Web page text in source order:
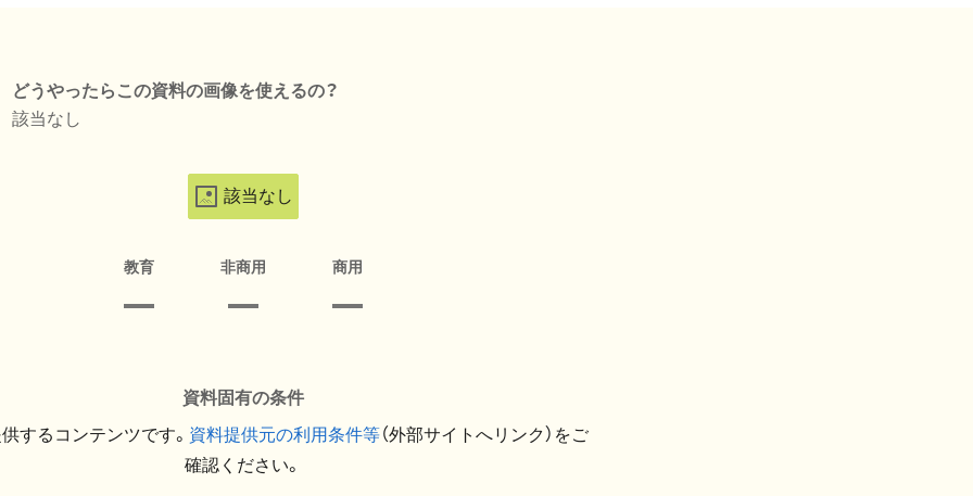
どうやったらこの資料の画像を使えるの？
該当なし
該当なし
教育 非商用 商用
資料固有の条件
するコンテンツです。 資料提供元の利用条件等（外部サイトへリンク）をご
確認ください。